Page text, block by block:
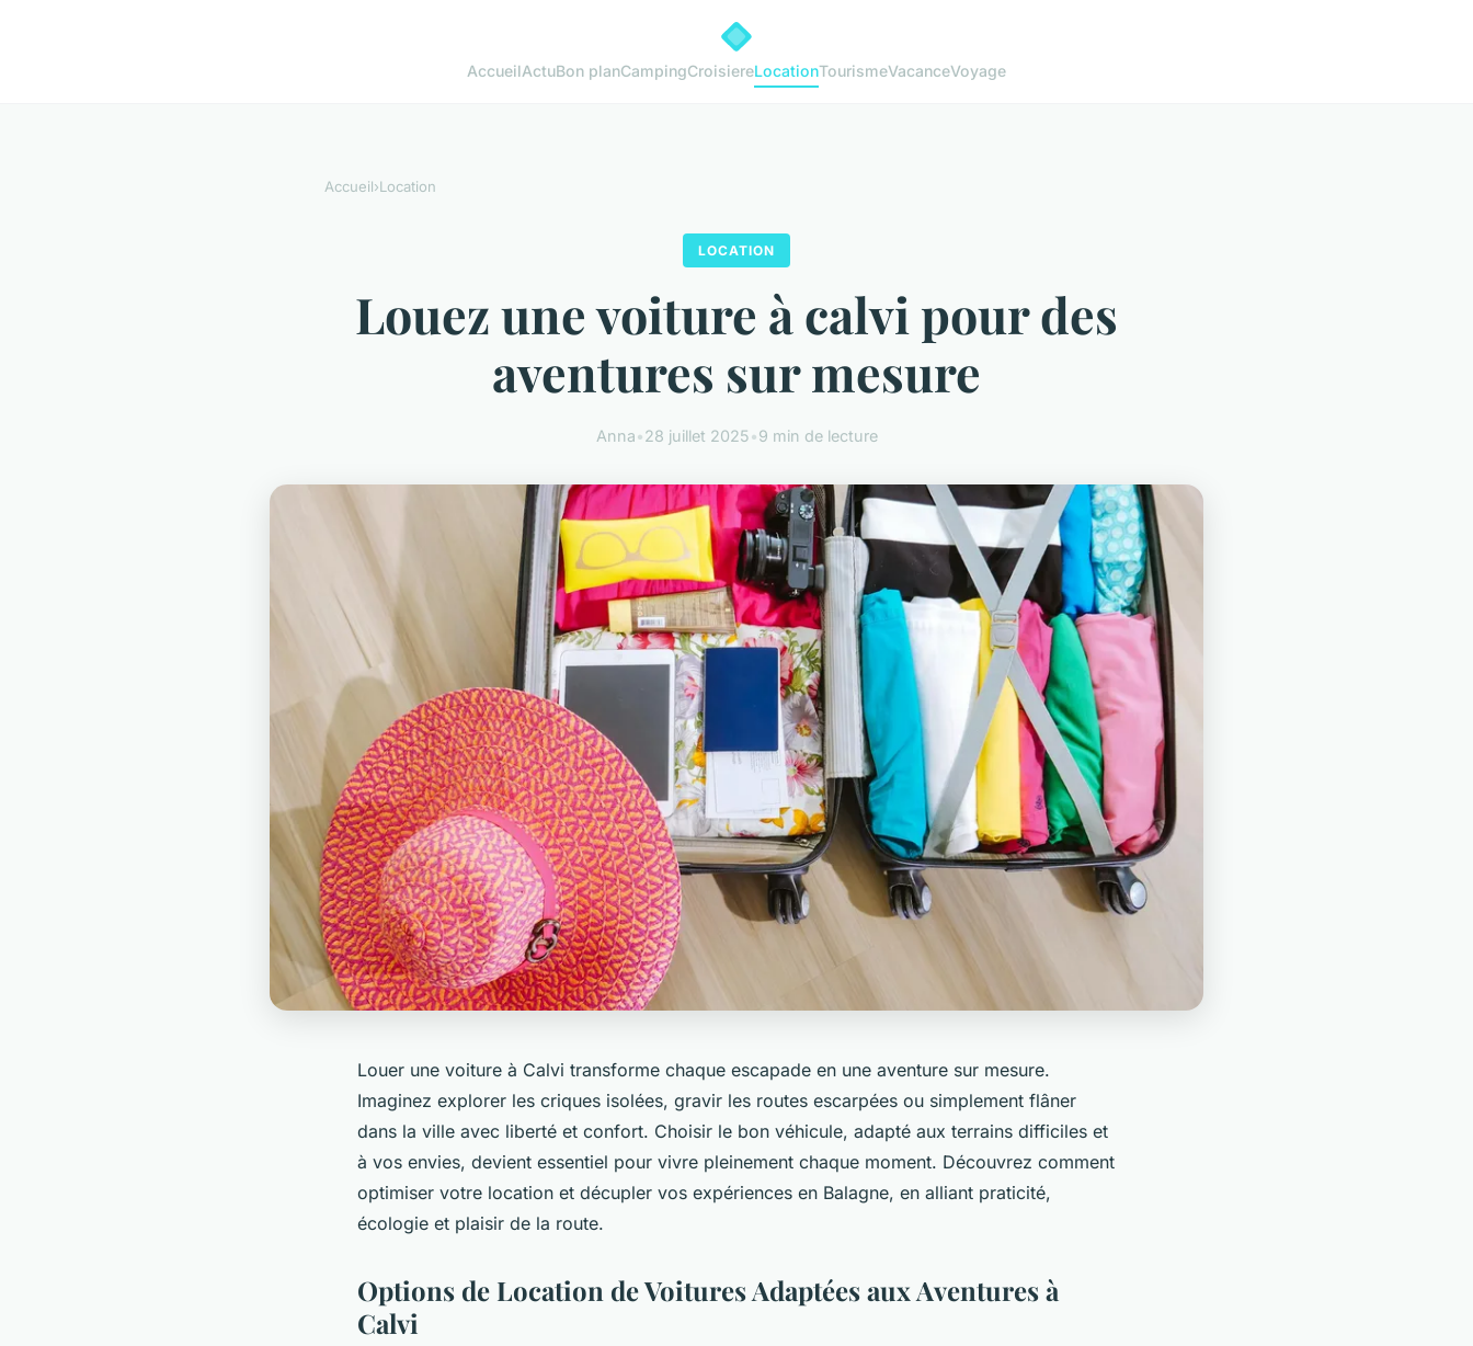
AccueilActuBon planCampingCroisiereLocationTourismeVacanceVoyage
Accueil›Location
LOCATION
Louez une voiture à calvi pour des
aventures sur mesure
Anna•28 juillet 2025•9 min de lecture
Louer une voiture à Calvi transforme chaque escapade en une aventure sur mesure.
Imaginez explorer les criques isolées, gravir les routes escarpées ou simplement flâner
dans la ville avec liberté et confort. Choisir le bon véhicule, adapté aux terrains difficiles et
à vos envies, devient essentiel pour vivre pleinement chaque moment. Découvrez comment
optimiser votre location et décupler vos expériences en Balagne, en alliant praticité,
écologie et plaisir de la route.
Options de Location de Voitures Adaptées aux Aventures à
Calvi